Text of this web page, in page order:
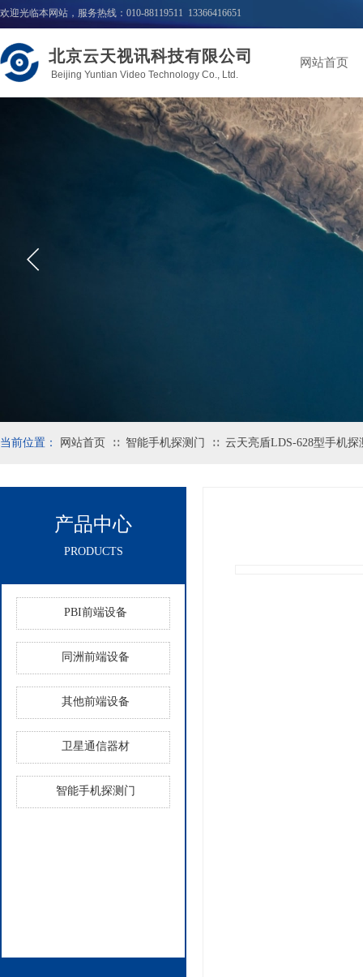
欢迎光临本网站，服务热线：010-88119511 13366416651
北京云天视讯科技有限公司
Beijing Yuntian Video Technology Co., Ltd.
网站首页
网站首页 ∷ 智能手机探测门 ∷ 云天亮盾LDS-628型手机探
当前位置：
产品中心
PRODUCTS
PBI前端设备
同洲前端设备
其他前端设备
卫星通信器材
智能手机探测门